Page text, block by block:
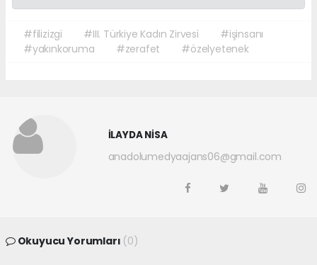
#filizizgi #III. Türkiye Kadın Zirvesi
#işinsanı
#yakınkoruma
#zerafet #özelyetenek
İLAYDA NİSA
anadolumedyaajans06@gmail.com
Okuyucu Yorumları (0)